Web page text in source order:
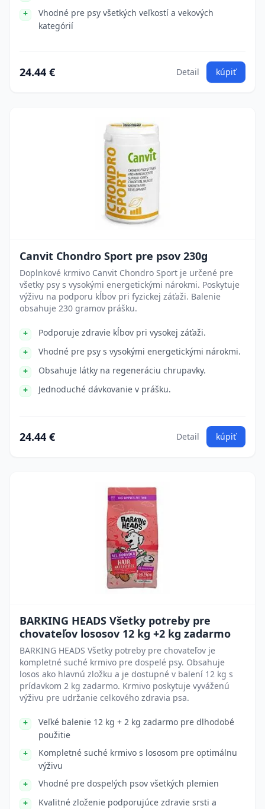
Vhodné pre psy všetkých veľkostí a vekových
kategórií
24.44 € Detail kúpiť
Canvit Chondro Sport pre psov 230g
Doplnkové krmivo Canvit Chondro Sport je určené pre
všetky psy s vysokými energetickými nárokmi. Poskytuje
výživu na podporu kĺbov pri fyzickej záťaži. Balenie
obsahuje 230 gramov prášku.
Podporuje zdravie kĺbov pri vysokej záťaži.
Vhodné pre psy s vysokými energetickými nárokmi.
Obsahuje látky na regeneráciu chrupavky.
Jednoduché dávkovanie v prášku.
24.44 € Detail kúpiť
BARKING HEADS Všetky potreby pre
chovateľov lososov 12 kg +2 kg zadarmo
BARKING HEADS Všetky potreby pre chovateľov je
kompletné suché krmivo pre dospelé psy. Obsahuje
losos ako hlavnú zložku a je dostupné v balení 12 kg s
prídavkom 2 kg zadarmo. Krmivo poskytuje vyváženú
výživu pre udržanie celkového zdravia psa.
Veľké balenie 12 kg + 2 kg zadarmo pre dlhodobé
použitie
Kompletné suché krmivo s lososom pre optimálnu
výživu
Vhodné pre dospelých psov všetkých plemien
Kvalitné zloženie podporujúce zdravie srsti a